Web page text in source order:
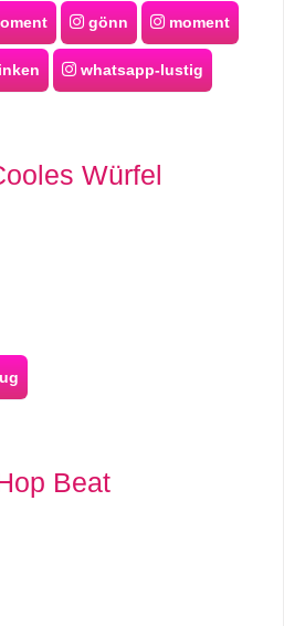
gönn moment
whatsapp-lustig
Würfel
Beat